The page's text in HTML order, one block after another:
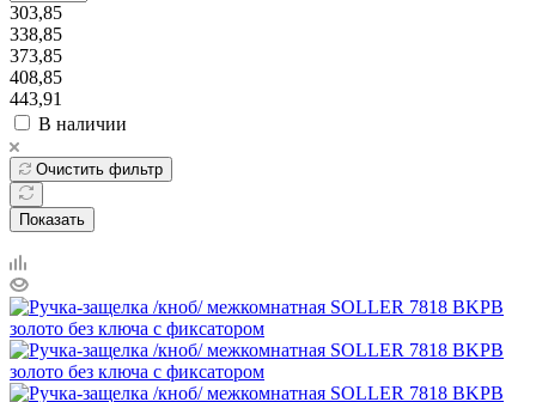
303,85
338,85
373,85
408,85
443,91
В наличии
Очистить фильтр
Показать